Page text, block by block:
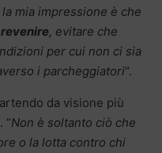
mia impressione è che
, evitare che
per cui non ci sia
i parcheggiatori“.
da visione più
“Non è soltanto ciò che
o la lotta contro chi